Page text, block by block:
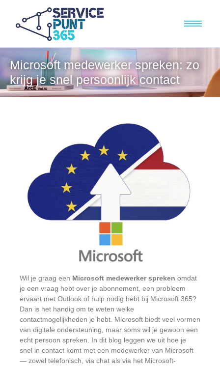
Microsoft medewerker spreken: zo
krijg je snel persoonlijk contact
Wil je graag een Microsoft medewerker spreken omdat
je een vraag hebt over je abonnement, een probleem
ervaart met Outlook of hulp nodig hebt bij Microsoft 365?
Dan is het handig om te weten welke
contactmogelijkheden je hebt. Microsoft biedt veel vormen
van digitale ondersteuning, maar soms wil je gewoon een
echt persoon spreken. In dit blog leggen we uit hoe je
snel in contact komt met een medewerker van Microsoft
— zowel telefonisch, via chat als via het Microsoft-